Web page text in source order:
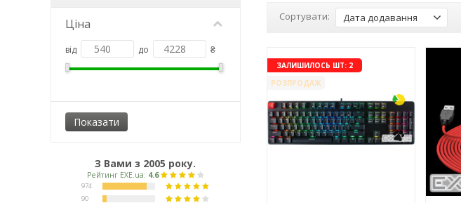
Сортувати: Дата додавання
ЗАЛИШИЛОСЬ ШТ: 2
РОЗПРОДАЖ
Ціна
від до ₴
З Вами з 2005 року.